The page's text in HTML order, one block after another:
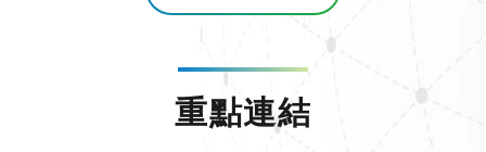
重點連結